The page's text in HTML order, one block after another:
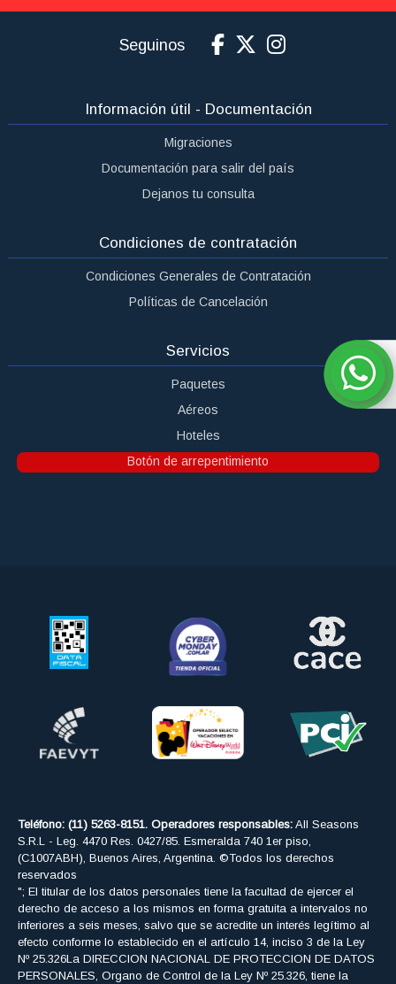
Seguinos
Información útil - Documentación
Migraciones
Documentación para salir del país
Dejanos tu consulta
Condiciones de contratación
Condiciones Generales de Contratación
Políticas de Cancelación
Servicios
Paquetes
Aéreos
Hoteles
Botón de arrepentimiento
Teléfono: (11) 5263-8151. Operadores responsables: All Seasons
S.R.L - Leg. 4470 Res. 0427/85. Esmeralda 740 1er piso,
(C1007ABH), Buenos Aires, Argentina. ©Todos los derechos
reservados
"; El titular de los datos personales tiene la facultad de ejercer el
derecho de acceso a los mismos en forma gratuita a intervalos no
inferiores a seis meses, salvo que se acredite un interés legítimo al
efecto conforme lo establecido en el artículo 14, inciso 3 de la Ley
Nº 25.326La DIRECCION NACIONAL DE PROTECCION DE DATOS
PERSONALES, Organo de Control de la Ley Nº 25.326, tiene la